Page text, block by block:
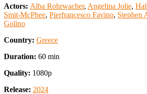
Actors: Alba Rohrwacher, Angelina Jolie,
Smit-McPhee, Pierfrancesco Favino, Stephen
Golino
Country: Greece
Duration: 60 min
Quality: 1080p
Release: 2024